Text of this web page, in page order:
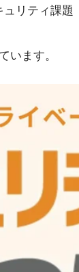
リティ課題
います。